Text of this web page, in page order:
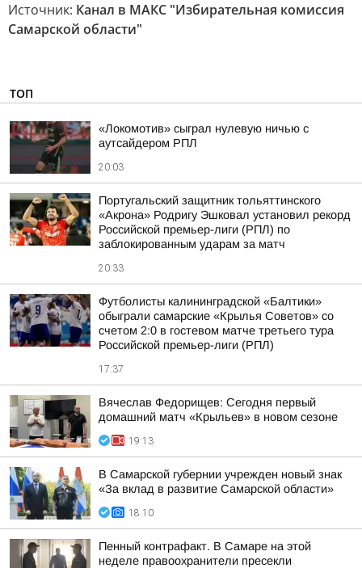
Источник: Канал в МАКС "Избирательная комиссия
Самарской области"
ТОП
«Локомотив» сыграл нулевую ничью с
аутсайдером РПЛ
20:03
Португальский защитник тольяттинского
«Акрона» Родригу Эшковал установил рекорд
Российской премьер-лиги (РПЛ) по
заблокированным ударам за матч
20:33
Футболисты калининградской «Балтики»
обыграли самарские «Крылья Советов» со
счетом 2:0 в гостевом матче третьего тура
Российской премьер-лиги (РПЛ)
17:37
Вячеслав Федорищев: Сегодня первый
домашний матч «Крыльев» в новом сезоне
19:13
В Самарской губернии учрежден новый знак
«За вклад в развитие Самарской области»
18:10
Пенный контрафакт. В Самаре на этой
неделе правоохранители пресекли